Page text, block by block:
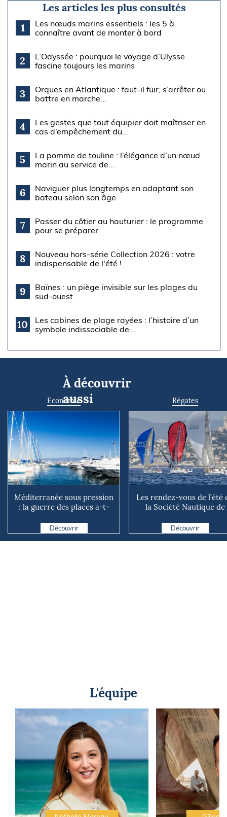
Les articles les plus consultés
1
Les nœuds marins essentiels : les 5 à
connaître avant de monter à bord
2
L’Odyssée : pourquoi le voyage d’Ulysse
fascine toujours les marins
3
Orques en Atlantique : faut-il fuir, s’arrêter ou
battre en marche...
4
Les gestes que tout équipier doit maîtriser en
cas d’empêchement du...
5
La pomme de touline : l’élégance d’un nœud
marin au service de...
6
Naviguer plus longtemps en adaptant son
bateau selon son âge
7
Passer du côtier au hauturier : le programme
pour se préparer
8
Nouveau hors-série Collection 2026 : votre
indispensable de l'été !
9
Baïnes : un piège invisible sur les plages du
sud-ouest
10
Les cabines de plage rayées : l’histoire d’un
symbole indissociable de...
À découvrir
aussi
Economie
Méditerranée sous pression
: la guerre des places a-t-
Découvrir
Régates
Les rendez-vous de l’été
la Société Nautique de
Découvrir
L'équipe